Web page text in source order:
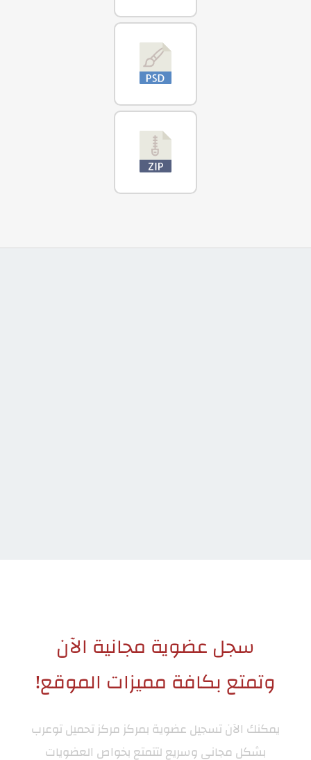
سجل عضوية مجانية الآن
وتمتع بكافة مميزات الموقع!
يمكنك الآن تسجيل عضوية بمركزمركز تحميل توعرب
بشكل مجاني وسريع لتتمتع بخواص العضويات